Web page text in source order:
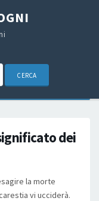
dei
la morte
vi ucciderà.